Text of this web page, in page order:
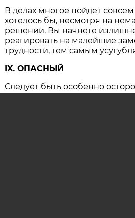
В делах многое пойдет совсем
хотелось бы, несмотря на
решении. Вы начнете
реагировать на малейшие
трудности, тем самым
IX. ОПАСНЫЙ
Следует быть особенно